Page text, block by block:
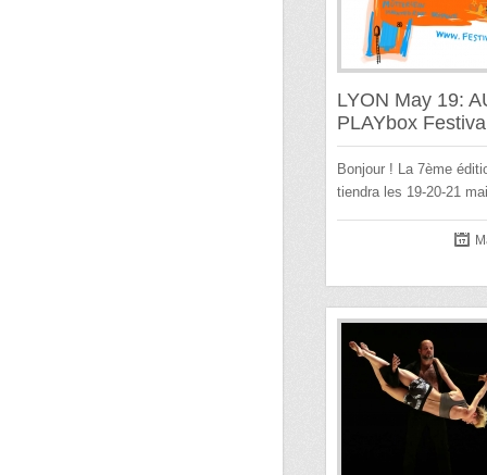
LYON May 19:
PLAYbox
Bonjour ! La 7ème
tiendra les 19-20-21